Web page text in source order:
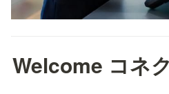
Welcome コネ